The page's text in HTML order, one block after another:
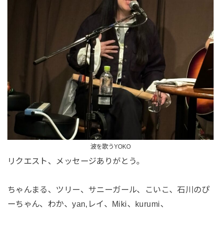
波を歌うYOKO
リクエスト、メッセージありがとう。
ちゃんまる、ツリー、サニーガール、こいこ、石川のぴ
ーちゃん、わか、yan,レイ、Miki、kurumi、